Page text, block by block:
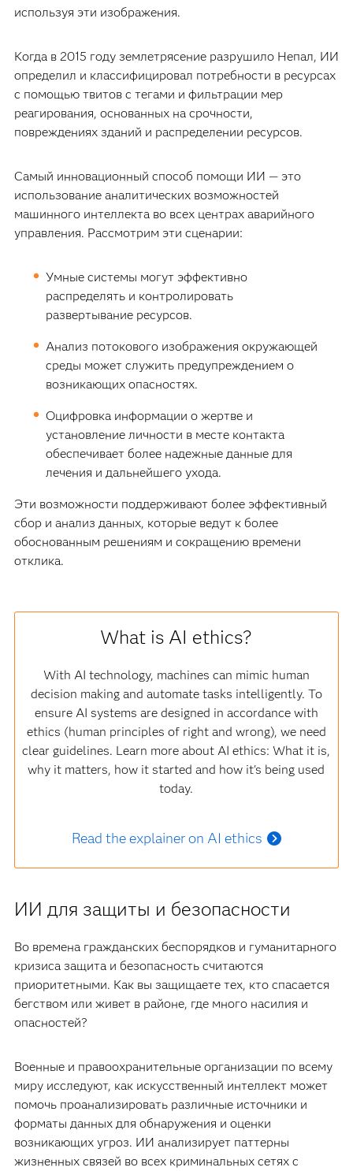
используя эти изображения.
Когда в 2015 году землетрясение разрушило Непал, ИИ
определил и классифицировал потребности в ресурсах
с помощью твитов с тегами и фильтрации мер
реагирования, основанных на срочности,
повреждениях зданий и распределении ресурсов.
Самый инновационный способ помощи ИИ — это
использование аналитических возможностей
машинного интеллекта во всех центрах аварийного
управления. Рассмотрим эти сценарии:
Умные системы могут эффективно
распределять и контролировать
развертывание ресурсов.
Анализ потокового изображения окружающей
среды может служить предупреждением о
возникающих опасностях.
Оцифровка информации о жертве и
установление личности в месте контакта
обеспечивает более надежные данные для
лечения и дальнейшего ухода.
Эти возможности поддерживают более эффективный
сбор и анализ данных, которые ведут к более
обоснованным решениям и сокращению времени
отклика.
What is AI ethics?
With AI technology, machines can mimic human
decision making and automate tasks intelligently. To
ensure AI systems are designed in accordance with
ethics (human principles of right and wrong), we need
clear guidelines. Learn more about AI ethics: What it is,
why it matters, how it started and how it's being used
today.
Read the explainer on AI ethics
ИИ для защиты и безопасности
Во времена гражданских беспорядков и гуманитарного
кризиса защита и безопасность считаются
приоритетными. Как вы защищаете тех, кто спасается
бегством или живет в районе, где много насилия и
опасностей?
Военные и правоохранительные организации по всему
миру исследуют, как искусственный интеллект может
помочь проанализировать различные источники и
форматы данных для обнаружения и оценки
возникающих угроз. ИИ анализирует паттерны
жизненных связей во всех криминальных сетях с